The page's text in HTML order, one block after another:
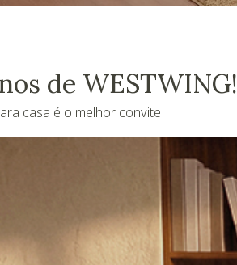
de WESTWING!
casa é o melhor convite